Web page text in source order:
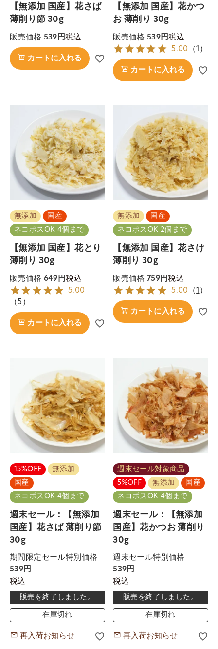
【無添加 国産】花さば
薄削り節 30g
販売価格 539 税込
カートに入れる
【無添加 国産】花かつ
お 薄削り 30g
販売価格 539 税込
5.00 （1 ）
カートに入れる
無添加
国産
ネコポスOK 4個まで
【無添加 国産】花とり
薄削り 30g
販売価格 649 税込
5.00
（5 ）
カートに入れる
無添加
国産
ネコポスOK 2個まで
【無添加 国産】花さけ
薄削り 30g
販売価格 759 税込
5.00 （1 ）
カートに入れる
15%OFF
無添加
国産
ネコポスOK 4個まで
週末セール：【無添加
国産】花さば 薄削り節
30g
期間限定セール特別価格
539
税込
販売を終了しました。
在庫切れ
再入荷お知らせ
週末セール対象商品
5%OFF
無添加
国産
ネコポスOK 4個まで
週末セール：【無添加
国産】花かつお 薄削り
30g
週末セール特別価格
539
税込
販売を終了しました。
在庫切れ
再入荷お知らせ